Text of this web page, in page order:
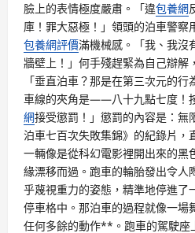
臉上的表情極度嚴肅。「違包養網
庫！罪大惡極！」領頭的泊車警察
包養網評價滿機械感。「我、我沒
牆壁上！」何手殘趕緊為自己辯解
「垂直泊車？那是在第三次元的
車線的夾角是——八十九點七度！
網接受懲罰！」懲罰的內容是：
泊車七百次失敗集錦》的紀錄片，
一輛像是從科幻電影裡開出來的黑
緣漂移而過。跑車的輪胎發出令人
乎蔑視重力的姿態，精準地停進了
停車格中。那泊車的過程就像一場
任何多餘的動作**。跑車的駕駛座